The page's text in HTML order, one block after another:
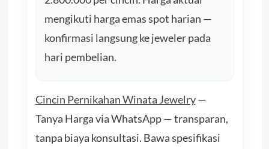
mengikuti harga emas spot harian —
konfirmasi langsung ke jeweler pada
hari pembelian.
Cincin Pernikahan Winata Jewelry—
Tanya Harga via WhatsApp — transparan,
tanpa biaya konsultasi. Bawa spesifikasi